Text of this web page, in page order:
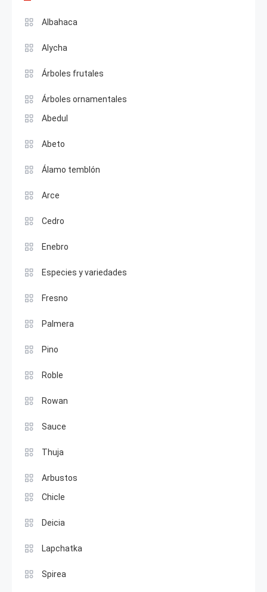
Albahaca
Alycha
Árboles frutales
Árboles ornamentales
Abedul
Abeto
Álamo temblón
Arce
Cedro
Enebro
Especies y variedades
Fresno
Palmera
Pino
Roble
Rowan
Sauce
Thuja
Arbustos
Chicle
Deicia
Lapchatka
Spirea